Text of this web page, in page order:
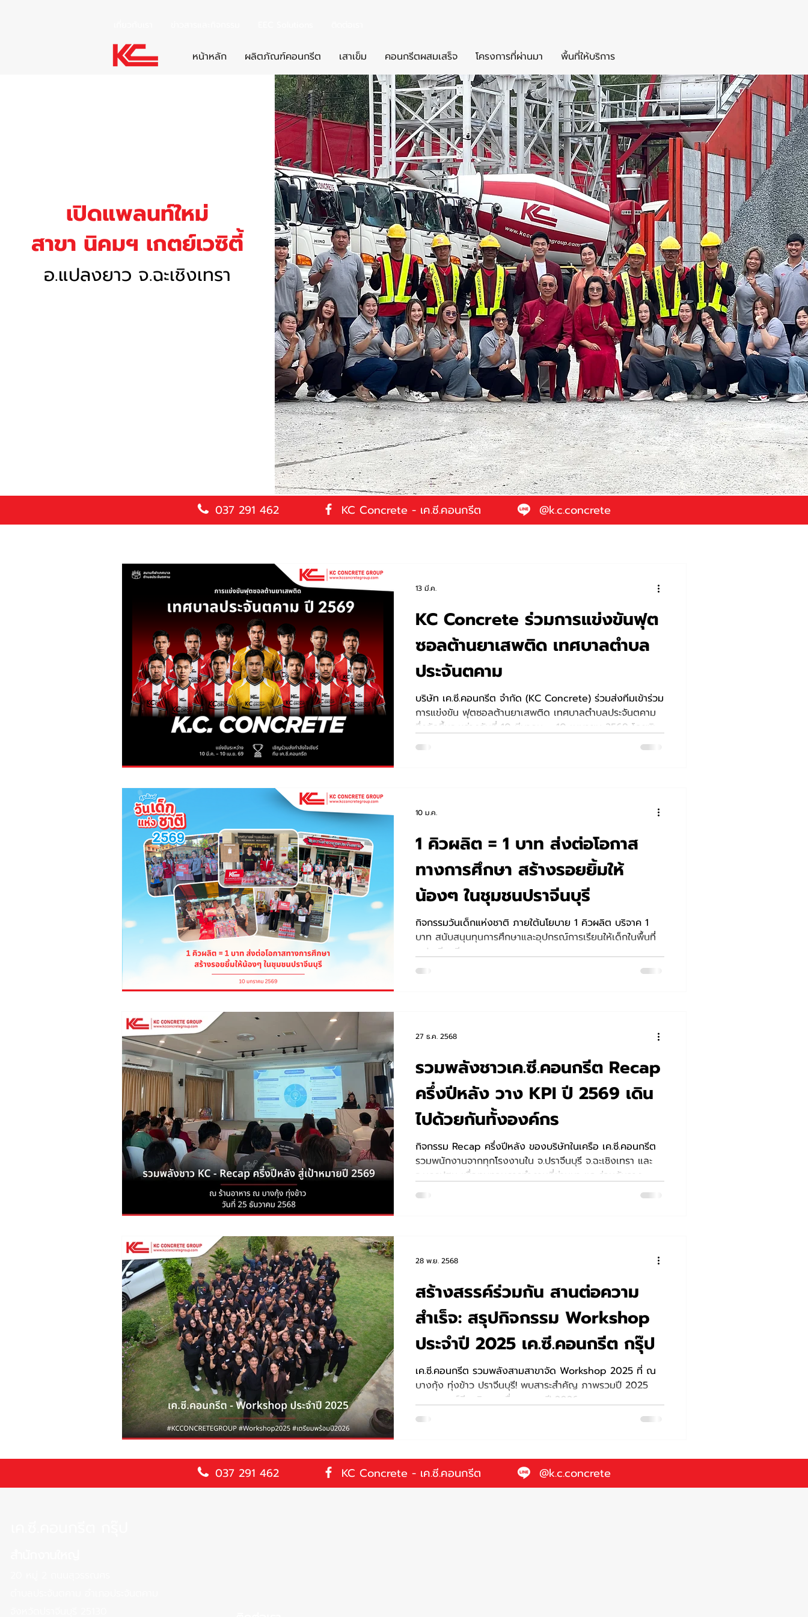
หน้าหลัก ผลิตภัณฑ์คอนกรีต เสาเข็ม คอนกรีตผสมเสร็จ โครงการที่ผ่านมา พื้นที่ให้บริการ
เปิดแพลนท์ใหม่
สาขา นิคมฯ เกตย์เวซิตี้
อ.แปลงยาว จ.ฉะเชิงเทรา
037 291 462 KC Concrete - เค.ซี.คอนกรีต @k.c.concrete
KC Concrete ร่วมการแข่งขันฟุต
ซอลต้านยาเสพติด เทศบาลตำบล
ประจันตคาม
บริษัท เค.ซี.คอนกรีต จำกัด (KC Concrete) ร่วมส่งทีมเข้าร่วม
การแข่งขัน ฟุตซอลต้านยาเสพติด เทศบาลตำบลประจันตคาม
ซึ่งจัดขึ้นระหว่างวันที่ 10 มีนาคม – 10 เมษายน 2569 โดยพิธี
เปิดจะมีขึ้นในวันที่ 16 มีนาคม เวลา 17.00 น. ณ สนามกีฬา
13 มี.ค.
1 คิวผลิต = 1 บาท ส่งต่อโอกาส
ทางการศึกษา สร้างรอยยิ้มให้
น้องๆ ในชุมชนปราจีนบุรี
กิจกรรมวันเด็กแห่งชาติ ภายใต้นโยบาย 1 คิวผลิต บริจาค 1
บาท สนับสนุนทุนการศึกษาและอุปกรณ์การเรียนให้เด็กในพื้นที่
จ.ปราจีนบุรี
10 ม.ค.
รวมพลังชาวเค.ซี.คอนกรีต Recap
ครึ่งปีหลัง วาง KPI ปี 2569 เดิน
ไปด้วยกันทั้งองค์กร
กิจกรรม Recap ครึ่งปีหลัง ของบริษัทในเครือ เค.ซี.คอนกรีต
รวมพนักงานจากทุกโรงงานใน จ.ปราจีนบุรี จ.ฉะเชิงเทรา และ
จ.นครปฐม เพื่อทบทวนการทำงานที่ผ่านมา และร่วมกันวาง
แนวทาง KPI ปี 2569 มุ่งพัฒนาคุณภาพสินค้าและบริการ
27 ธ.ค. 2568
สร้างสรรค์ร่วมกัน สานต่อความ
สำเร็จ: สรุปกิจกรรม Workshop
ประจำปี 2025 เค.ซี.คอนกรีต กรุ๊ป
เค.ซี.คอนกรีต รวมพลังสามสาขาจัด Workshop 2025 ที่ ณ
บางกุ้ง ทุ่งข้าว ปราจีนบุรี! พบสาระสำคัญ ภาพรวมปี 2025
และกลยุทธ์ทีมบริหาร เพื่อลุยงานปี 2026
28 พ.ย. 2568
037 291 462 KC Concrete - เค.ซี.คอนกรีต @k.c.concrete